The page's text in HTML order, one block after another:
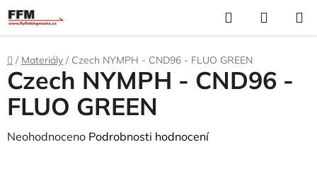
Přejít
na
obsah
Hledat
Domů
/ Materiály / Czech NYMPH - CND96 - FLUO GREEN
Czech NYMPH - CND96 -
FLUO GREEN
Průměrné
Neohodnoceno Podrobnosti hodnocení